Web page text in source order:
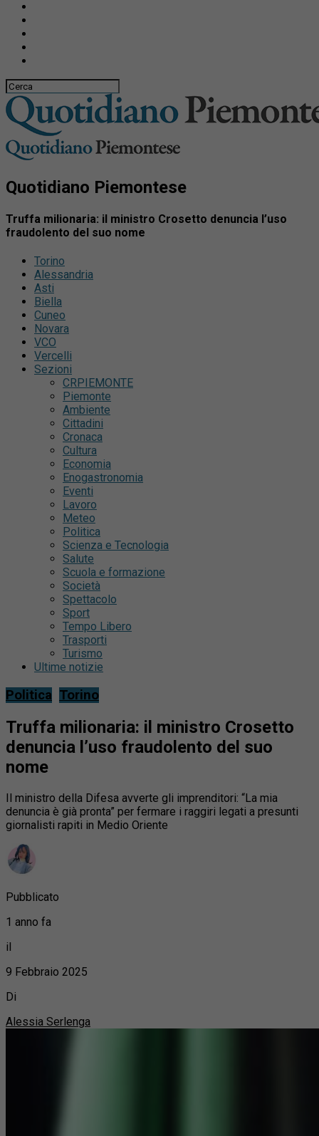
Quotidiano Piemontese
Truffa milionaria: il ministro Crosetto denuncia l’uso
fraudolento del suo nome
Torino
Alessandria
Asti
Biella
Cuneo
Novara
VCO
Vercelli
Sezioni
CRPIEMONTE
Piemonte
Ambiente
Cittadini
Cronaca
Cultura
Economia
Enogastronomia
Eventi
Lavoro
Meteo
Politica
Scienza e Tecnologia
Salute
Scuola e formazione
Società
Spettacolo
Sport
Tempo Libero
Trasporti
Turismo
Ultime notizie
Politica Torino
Truffa milionaria: il ministro Crosetto
denuncia l’uso fraudolento del suo
nome
Il ministro della Difesa avverte gli imprenditori: “La mia
denuncia è già pronta” per fermare i raggiri legati a presunti
giornalisti rapiti in Medio Oriente
Pubblicato
1 anno fa
il
9 Febbraio 2025
Di
Alessia Serlenga